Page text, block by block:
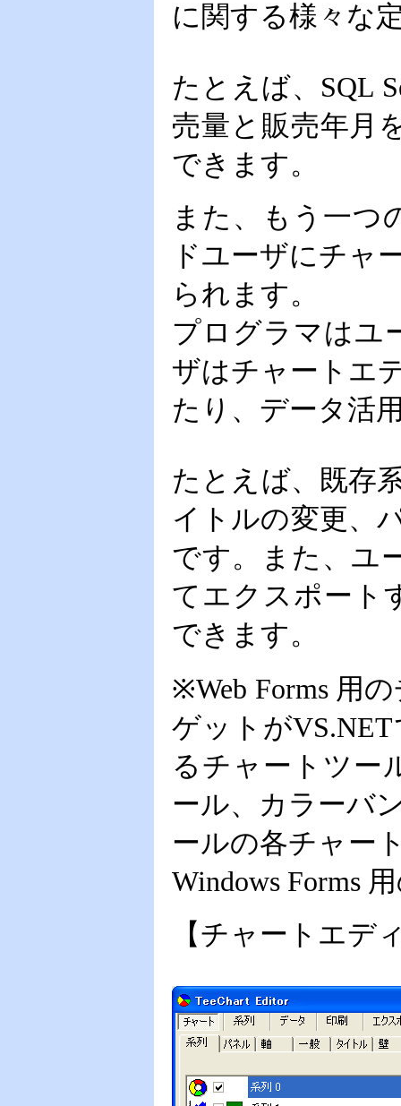
に関する様々な
たとえば、SQL
売量と販売年月
できます。
また、もう一つ
ドユーザにチャ
られます。
プログラマはユ
ザはチャートエ
たり、データ活
たとえば、既存
イトルの変更、
です。また、ユ
てエクスポート
できます。
※Web Forms 用
ゲットが
るチャートツー
ール、カラーバ
ールの各チャー
Windows Forms
【チャートエデ